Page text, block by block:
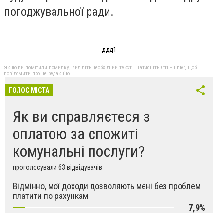
погоджувальної ради.
ддд1
Якщо ви помітили помилку, виділіть необхідний текст і натисніть Ctrl + Enter, щоб
повідомити про це редакцію
ГОЛОС МІСТА
Як ви справляєтеся з
оплатою за спожиті
комунальні послуги?
проголосували 63 відвідувачів
Відмінно, мої доходи дозволяють мені без проблем
платити по рахункам
7,9%